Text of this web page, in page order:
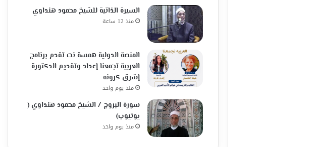
السيرة الذاتية للشيخ محمود هنداوي
منذ 12 ساعة
المنصة الدولية همسة نت تقدم برنامج
العربية تجمعنا إعداد وتقديم الدكتورة
إشرق كرونه
منذ يوم واحد
سورة البروج / الشيخ محمود هنداوي (
يوتيوب)
منذ يوم واحد